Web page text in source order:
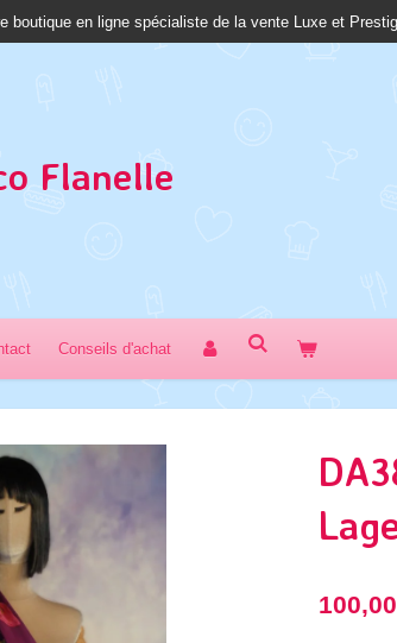
boutique en ligne spécialiste de la vente Luxe et
Flanelle
Conseils d'achat